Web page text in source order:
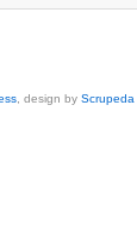
, design byScrupeda